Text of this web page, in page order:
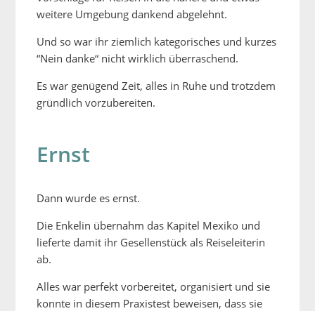
weitere Umgebung dankend abgelehnt.
Und so war ihr ziemlich kategorisches und kurzes
“Nein danke“ nicht wirklich überraschend.
Es war genügend Zeit, alles in Ruhe und trotzdem
gründlich vorzubereiten.
Ernst
Dann wurde es ernst.
Die Enkelin übernahm das Kapitel Mexiko und
lieferte damit ihr Gesellenstück als Reiseleiterin
ab.
Alles war perfekt vorbereitet, organisiert und sie
konnte in diesem Praxistest beweisen, dass sie